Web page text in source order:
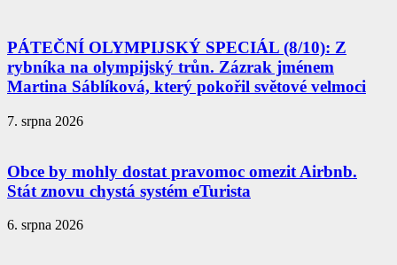
PÁTEČNÍ OLYMPIJSKÝ SPECIÁL (8/10): Z
rybníka na olympijský trůn. Zázrak jménem
Martina Sáblíková, který pokořil světové velmoci
7. srpna 2026
Obce by mohly dostat pravomoc omezit Airbnb.
Stát znovu chystá systém eTurista
6. srpna 2026